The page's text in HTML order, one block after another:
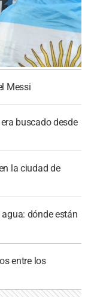
Messi
buscado desde
la ciudad de
dónde están
entre los